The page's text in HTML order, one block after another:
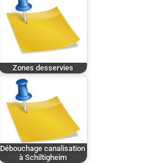
Zones desservies
Débouchage canalisation
à Schiltigheim